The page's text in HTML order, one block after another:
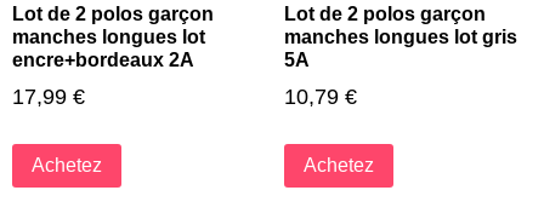
Lot de 2 polos garçon
manches longues lot
encre+bordeaux 2A
17,99 €
Achetez
Lot de 2 polos garçon
manches longues lot gris
5A
10,79 €
Achetez